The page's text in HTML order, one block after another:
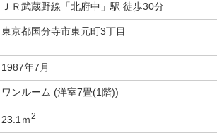
ＪＲ武蔵野線「北府中」駅 徒歩30分
東京都国分寺市東元町3丁目
1987年7月
ワンルーム (洋室7畳(1階))
23.1ｍ2